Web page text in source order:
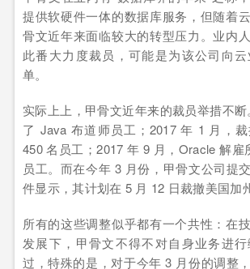
提供软硬件一体的数据库服务，但随着
骨文近年来面临较大的转型压力。业内
此番大力度裁员，可能是为该公司向
单。
实际上上，甲骨文近年来的裁员举措不
了 Java 布道师员工；2017 年 1 月，
450 名员工；2017 年 9 月，Oracle 解雇
员工。而在今年 3 月份，甲骨文公司提
件显示，其计划在 5 月 12 日裁撤美国加
所有的这些调整似乎都有一个共性：在
发展下，甲骨文不得不对自身业务进
过，特殊的是，对于今年 3 月份的调整